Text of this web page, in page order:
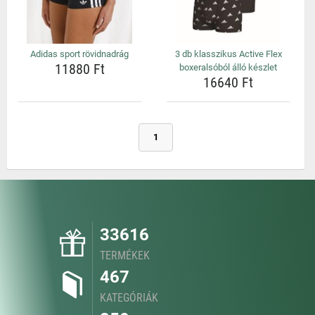
Adidas sport rövidnadrág
11880 Ft
3 db klasszikus Active Flex
boxeralsóból álló készlet
16640 Ft
1
33616
TERMÉKEK
467
KATEGÓRIÁK